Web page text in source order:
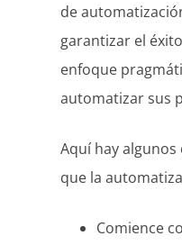
de
garantizar el
enfoque
automatizar sus
Aquí hay
que la
Comience